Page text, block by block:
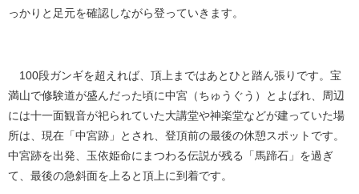
っかりと足元を確認しながら登っていきます。
100段ガンギを超えれば、頂上まではあとひと踏ん張りです。宝
満山で修験道が盛んだった頃に中宮（ちゅうぐう）とよばれ、周辺
には十一面観音が祀られていた大講堂や神楽堂などが建っていた場
所は、現在「中宮跡」とされ、登頂前の最後の休憩スポットです。
中宮跡を出発、玉依姫命にまつわる伝説が残る「馬蹄石」を過ぎ
て、最後の急斜面を上ると頂上に到着です。